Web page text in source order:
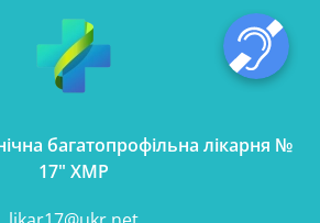
багатопрофільна лікарня №
17" ХМР